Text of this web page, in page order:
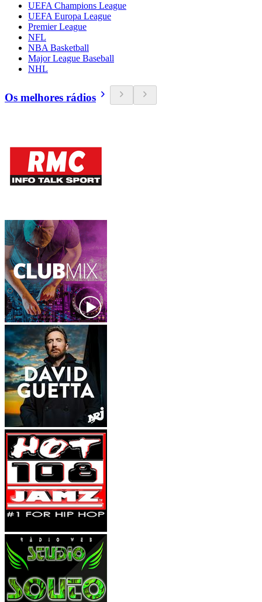
UEFA Champions League
UEFA Europa League
Premier League
NFL
NBA Basketball
Major League Baseball
NHL
Os melhores rádios